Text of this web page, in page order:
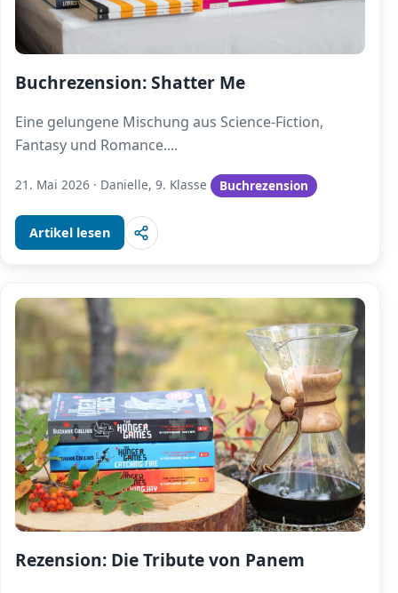
Buchrezension: Shatter Me
Eine gelungene Mischung aus Science-Fiction,
Fantasy und Romance....
21. Mai 2026 · Danielle, 9. Klasse Buchrezension
Artikel lesen
Rezension: Die Tribute von Panem